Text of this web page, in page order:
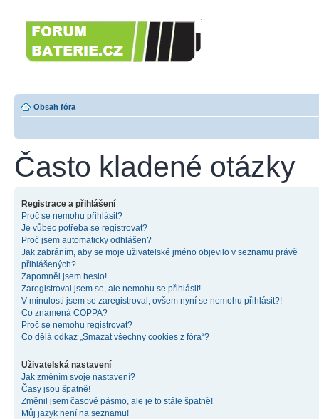
Obsah fóra
Často kladené otázky
Registrace a přihlášení
Proč se nemohu přihlásit?
Je vůbec potřeba se registrovat?
Proč jsem automaticky odhlášen?
Jak zabráním, aby se moje uživatelské jméno objevilo v seznamu právě
přihlášených?
Zapomněl jsem heslo!
Zaregistroval jsem se, ale nemohu se přihlásit!
V minulosti jsem se zaregistroval, ovšem nyní se nemohu přihlásit?!
Co znamená COPPA?
Proč se nemohu registrovat?
Co dělá odkaz „Smazat všechny cookies z fóra“?
Uživatelská nastavení
Jak změním svoje nastavení?
Časy jsou špatně!
Změnil jsem časové pásmo, ale je to stále špatně!
Můj jazyk není na seznamu!